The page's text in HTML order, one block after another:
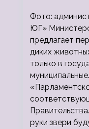
Фото:
ЮГ»
предлагает
диких
только в
руки звери